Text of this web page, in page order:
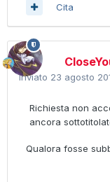
Cita
Inviato 23 agosto
Richiesta non
ancora
Qualora fosse